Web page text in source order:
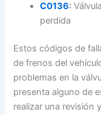
C0136:
perdida
Estos códigos de
de frenos del
problemas en la
presenta alguno de
realizar una revisión